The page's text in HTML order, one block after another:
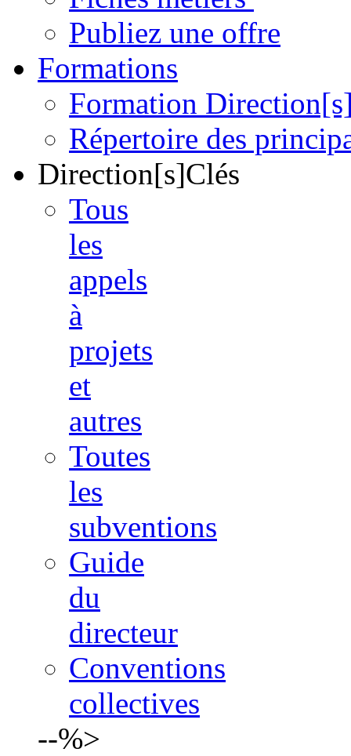
Publiez une offre
Formations
Formation
Répertoire des
Direction[s]Clés
Tous
les
appels
à
projets
et
autres
Toutes
les
subventions
Guide
du
directeur
Conventions
collectives
--%>